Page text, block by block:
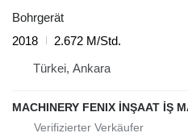
Bohrgerät
2018
2.672 M/Std.
Türkei, Ankara